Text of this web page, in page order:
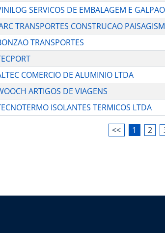
SERVICOS DE EMBALAGEM E
TRANSPORTES CONSTRUCAO
TRANSPORTES
COMERCIO DE ALUMINIO LTDA
ARTIGOS DE VIAGENS
ISOLANTES TERMICOS LTDA
<< 1 2